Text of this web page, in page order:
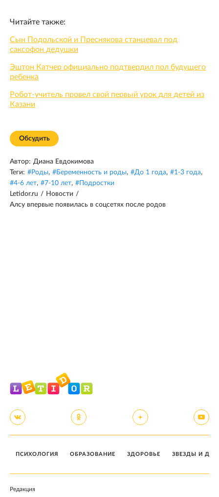
Читайте также:
Сын Подольской и Преснякова станцевал под
саксофон дедушки
Эштон Катчер официально подтвердил пол будущего
ребенка
Робот-учитель провел свой первый урок для детей из
Казани
Обсудить
Автор: Диана Евдокимова
Теги: #Роды, #Беременность и роды, #До 1 года, #1-3 года,
#4-6 лет, #7-10 лет, # Подростки
Letidor.ru / Новости /
Алсу впервые появилась в соцсетях после родов
ПСИХОЛОГИЯ ОБРАЗОВАНИЕ ЗДОРОВЬЕ ЗВЕЗДЫ И
Редакция